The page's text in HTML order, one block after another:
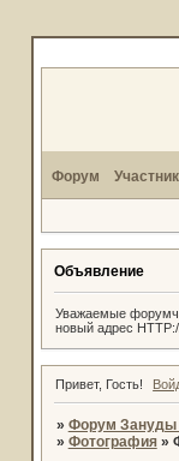
Форум
Объявление
Уважаемые
новый адрес
Привет, Гость!
» Форум Зануды
» Фотография »